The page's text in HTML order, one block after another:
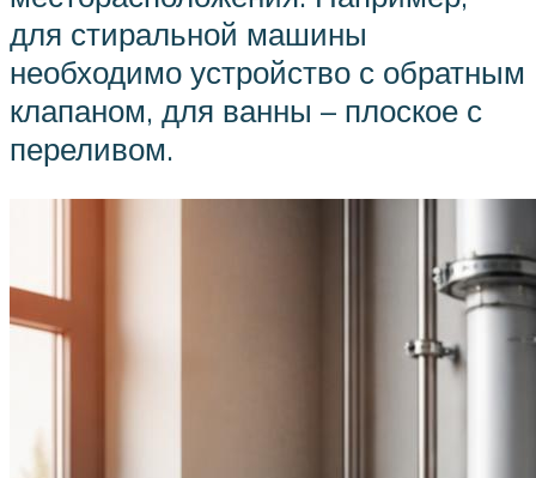
для стиральной машины
необходимо устройство с обратным
клапаном, для ванны – плоское с
переливом.